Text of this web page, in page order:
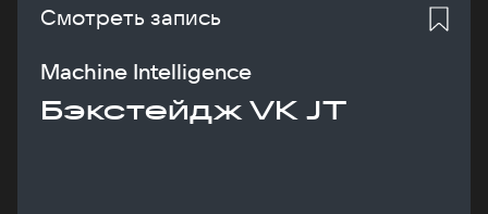
Смотреть запись
Machine Intelligence
Бэкстейдж VK JT